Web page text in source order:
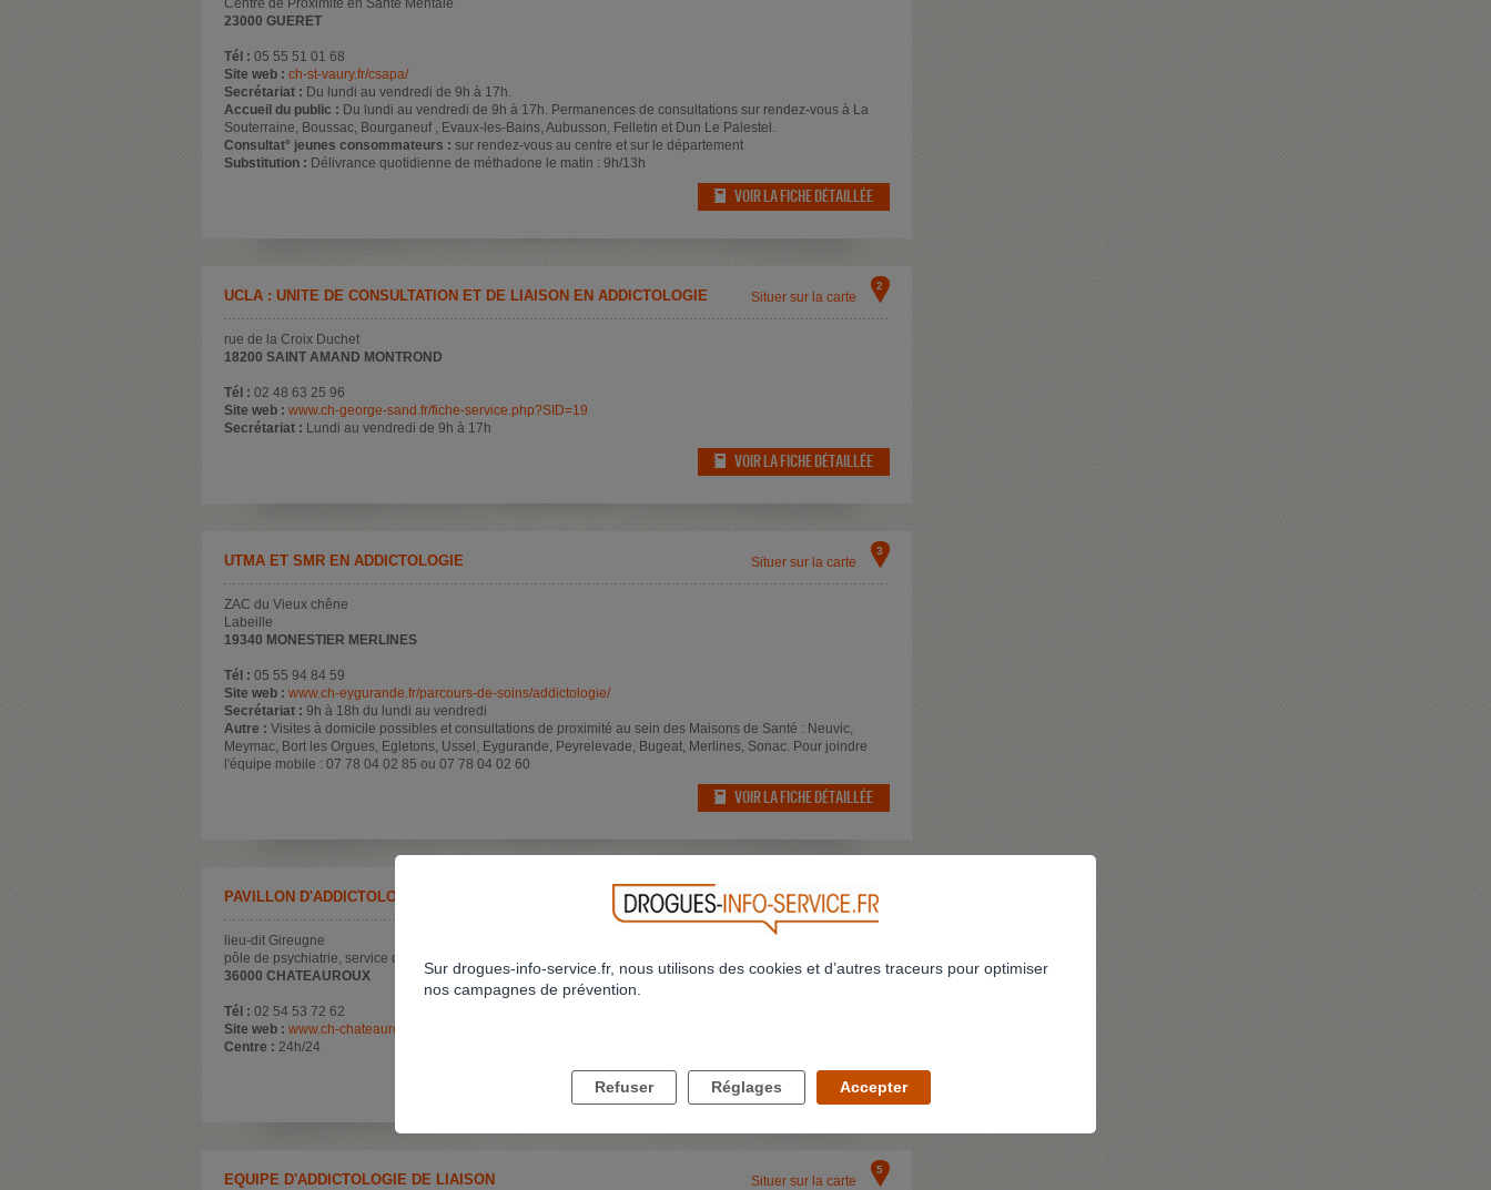
23000 GUERET
Tél : 05 55 51 01 68
Site web : ch-st-vaury.fr/csapa/
Secrétariat : Du lundi au vendredi de 9h à 17h.
Accueil du public : Du lundi au vendredi de 9h à 17h. Permanences de consultations sur rendez-vous à La
Souterraine, Boussac, Bourganeuf , Evaux-les-Bains, Aubusson, Felletin et Dun Le Palestel.
Consultat° jeunes consommateurs : sur rendez-vous au centre et sur le département
Substitution : Délivrance quotidienne de méthadone le matin : 9h/13h
VOIR LA FICHE DÉTAILLÉE
Situer sur la carte
2
UCLA : UNITÉ DE CONSULTATION ET DE LIAISON EN ADDICTOLOGIE
rue de la Croix Duchet
18200 SAINT AMAND MONTROND
Tél : 02 48 63 25 96
Site web : www.ch-george-sand.fr/fiche-service.php?SID=19
Secrétariat : Lundi au vendredi de 9h à 17h
VOIR LA FICHE DÉTAILLÉE
Situer sur la carte
3
UTMA ET SMR EN ADDICTOLOGIE
ZAC du Vieux chêne
Labeille
19340 MONESTIER MERLINES
Tél : 05 55 94 84 59
Site web : www.ch-eygurande.fr/parcours-de-soins/addictologie/
Secrétariat : 9h à 18h du lundi au vendredi
Autre : Visites à domicile possibles et consultations de proximité au sein des Maisons de Santé : Neuvic,
Meymac, Bort les Orgues, Egletons, Ussel, Eygurande, Peyrelevade, Bugeat, Merlines, Sonac. Pour joindre
l'équipe mobile : 07 78 04 02 85 ou 07 78 04 02 60
VOIR LA FICHE DÉTAILLÉE
Situer sur la carte
PAVILLON D'ADDICTOLOGIE
lieu-dit Gireugne
pôle de psychiatrie, service d'hospitalisation adulte
36000 CHATEAUROUX
Tél : 02 54 53 72 62
Site web : www.ch-chateauroux.fr/psychiatrie/adulte-hospitalisations
Centre : 24h/24
VOIR LA FICHE DÉTAILLÉE
Situer sur la carte
5
EQUIPE D'ADDICTOLOGIE DE LIAISON
Sur drogues-info-service.fr, nous utilisons des cookies et d’autres traceurs pour optimiser
nos campagnes de prévention.
Refuser Réglages Accepter